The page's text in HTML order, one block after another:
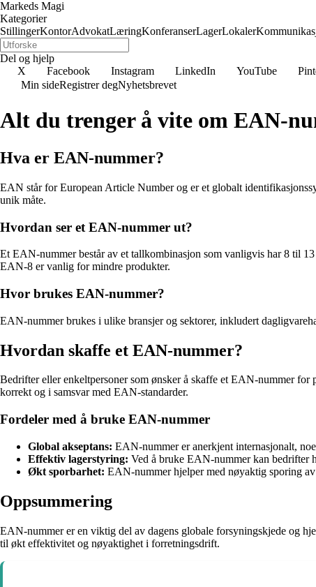
Markeds Magi
Kategorier
StillingerKontorAdvokatLæringKonferanserLagerLokaler
Del og hjelp
X
Facebook Instagram LinkedIn YouTube
Min sideRegistrer degNyhetsbrevet
Alt du trenger å vite om EAN-
Hva er EAN-nummer?
EAN står for European Article Number og er et globalt
unik måte.
Hvordan ser et EAN-nummer ut?
Et EAN-nummer består av et tallkombinasjon som vanligvis har 8 til
EAN-8 er vanlig for mindre produkter.
Hvor brukes EAN-nummer?
EAN-nummer brukes i ulike bransjer og sektorer, inkludert
Hvordan skaffe et EAN-nummer?
Bedrifter eller enkeltpersoner som ønsker å skaffe et EAN-nummer for
korrekt og i samsvar med EAN-standarder.
Fordeler med å bruke EAN-nummer
Global akseptans: EAN-nummer er anerkjent internasjonalt,
Effektiv lagerstyring: Ved å bruke EAN-nummer kan bedrifter
Økt sporbarhet: EAN-nummer hjelper med nøyaktig sporing
Oppsummering
EAN-nummer er en viktig del av dagens globale forsyningskjede og
til økt effektivitet og nøyaktighet i forretningsdrift.